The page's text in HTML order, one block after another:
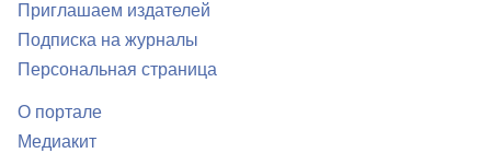
Приглашаем издателей
Подписка на журналы
Персональная страница
О портале
Медиакит